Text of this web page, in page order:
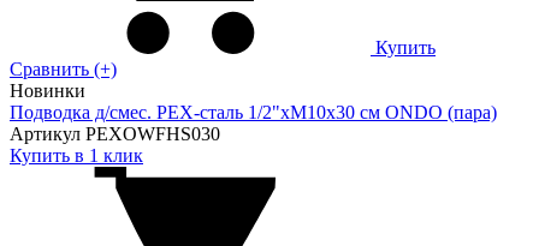
Купить
Сравнить (+)
Новинки
Подводка д/смес. PEX-сталь 1/2"xM10x30 см ONDO (пара)
Артикул PEXOWFHS030
Купить в 1 клик